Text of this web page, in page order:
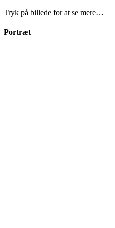
Tryk på billede for at se mere…
Portræt